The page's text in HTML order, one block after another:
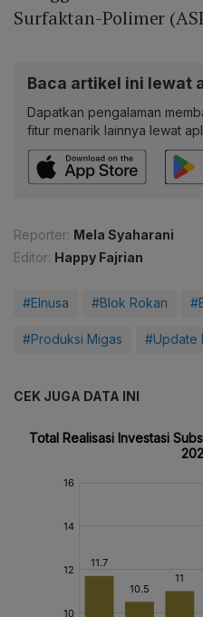
Surfaktan-Polimer
Baca artikel ini lewat
Dapatkan pengalaman
fitur menarik lainnya lewat
Reporter: Mela Syaharani
Editor: Happy Fajrian
#Elnusa #Blok Rokan
#Produksi Migas #Update
CEK JUGA DATA INI